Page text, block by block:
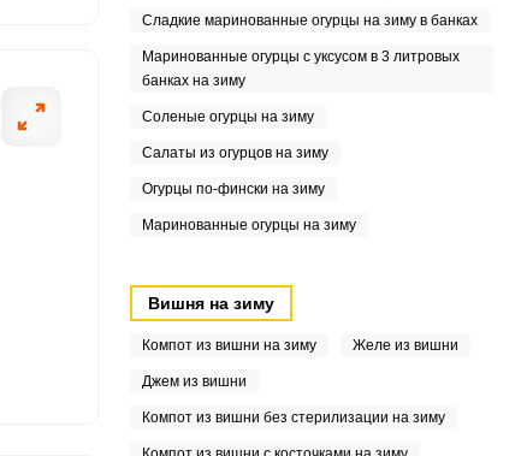
Сладкие маринованные огурцы на зиму в банках
Маринованные огурцы с уксусом в 3 литровых
банках на зиму
Соленые огурцы на зиму
Салаты из огурцов на зиму
Огурцы по-фински на зиму
Маринованные огурцы на зиму
Вишня на зиму
Компот из вишни на зиму Желе из вишни
Джем из вишни
Компот из вишни без стерилизации на зиму